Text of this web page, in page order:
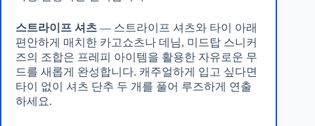
스트라이프 셔츠 — 스트라이프 셔츠와 타이 아래
편안하게 매치한 카고쇼츠나 데님, 미드탑 스니커
즈의 조합은 프레피 아이템을 활용한 자유로운 무
드를 새롭게 완성합니다. 캐주얼하게 입고 싶다면
타이 없이 셔츠 단추 두 개를 풀어 루즈하게 연출
하세요.